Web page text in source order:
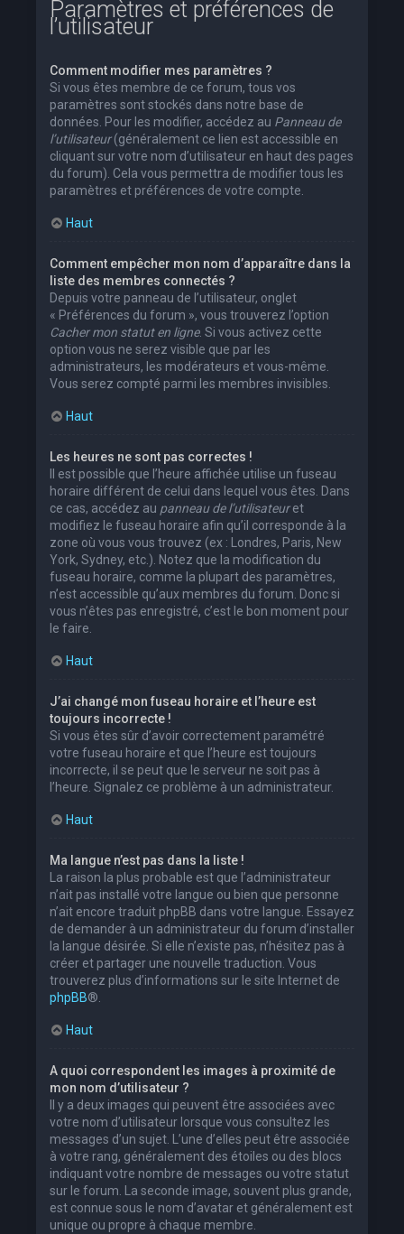
Paramètres et préférences de
l’utilisateur
Comment modifier mes paramètres ?
Si vous êtes membre de ce forum, tous vos
paramètres sont stockés dans notre base de
données. Pour les modifier, accédez au Panneau de
l’utilisateur(généralement ce lien est accessible en
cliquant sur votre nom d’utilisateur en haut des pages
du forum). Cela vous permettra de modifier tous les
paramètres et préférences de votre compte.
Haut
Comment empêcher mon nom d’apparaître dans la
liste des membres connectés ?
Depuis votre panneau de l’utilisateur, onglet
« Préférences du forum », vous trouverez l’option
Cacher mon statut en ligne. Si vous activez cette
option vous ne serez visible que par les
administrateurs, les modérateurs et vous-même.
Vous serez compté parmi les membres invisibles.
Haut
Les heures ne sont pas correctes !
Il est possible que l’heure affichée utilise un fuseau
horaire différent de celui dans lequel vous êtes. Dans
ce cas, accédez au panneau de l’utilisateuret
modifiez le fuseau horaire afin qu’il corresponde à la
zone où vous vous trouvez (ex : Londres, Paris, New
York, Sydney, etc.). Notez que la modification du
fuseau horaire, comme la plupart des paramètres,
n’est accessible qu’aux membres du forum. Donc si
vous n’êtes pas enregistré, c’est le bon moment pour
le faire.
Haut
J’ai changé mon fuseau horaire et l’heure est
toujours incorrecte !
Si vous êtes sûr d’avoir correctement paramétré
votre fuseau horaire et que l’heure est toujours
incorrecte, il se peut que le serveur ne soit pas à
l’heure. Signalez ce problème à un administrateur.
Haut
Ma langue n’est pas dans la liste !
La raison la plus probable est que l’administrateur
n’ait pas installé votre langue ou bien que personne
n’ait encore traduit phpBB dans votre langue. Essayez
de demander à un administrateur du forum d’installer
la langue désirée. Si elle n’existe pas, n’hésitez pas à
créer et partager une nouvelle traduction. Vous
trouverez plus d’informations sur le site Internet de
phpBB®.
Haut
A quoi correspondent les images à proximité de
mon nom d’utilisateur ?
Il y a deux images qui peuvent être associées avec
votre nom d’utilisateur lorsque vous consultez les
messages d’un sujet. L’une d’elles peut être associée
à votre rang, généralement des étoiles ou des blocs
indiquant votre nombre de messages ou votre statut
sur le forum. La seconde image, souvent plus grande,
est connue sous le nom d’avatar et généralement est
unique ou propre à chaque membre.